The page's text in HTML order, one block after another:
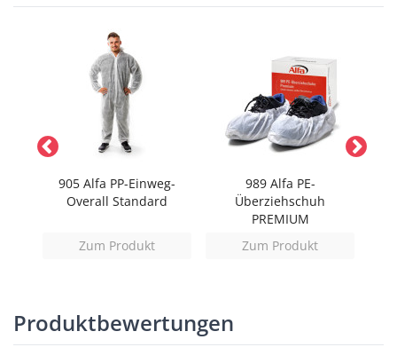
905 Alfa PP-Einweg-
Overall Standard
Zum Produkt
989 Alfa PE-
Überziehschuh
PREMIUM
Zum Produkt
Produktbewertungen